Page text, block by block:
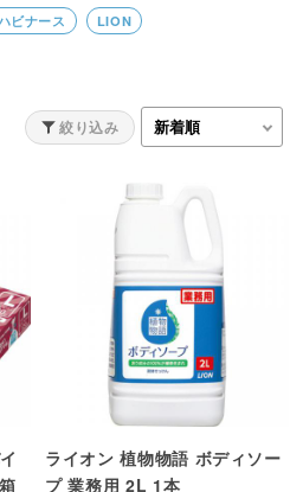
ビナース
LION
絞り込み
ライオン 植物物語 ボディソー
プ 業務用 2L 1本